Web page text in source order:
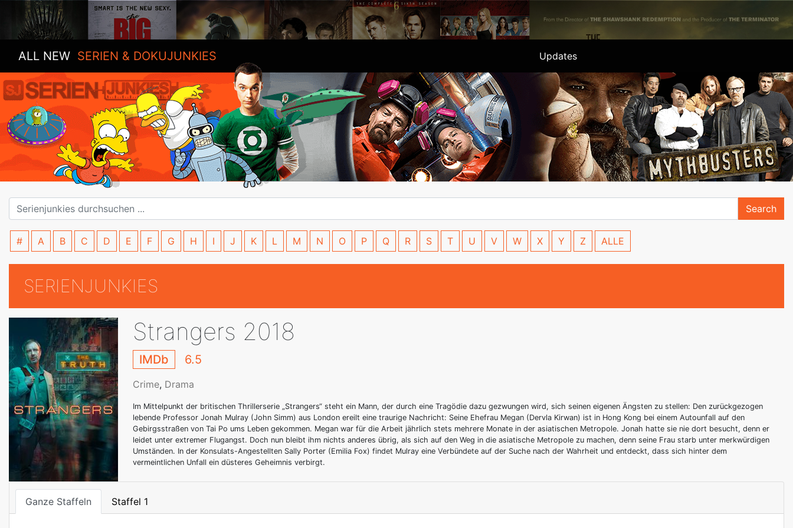
ALL NEW SERIEN & DOKUJUNKIES Updates
Search
# A B C D E F G H I J K L M N O P Q R S T U V W X Y Z ALLE
SERIENJUNKIES
Strangers 2018
IMDb 6.5
Crime, Drama
Im Mittelpunkt der britischen Thrillerserie „Strangers“ steht ein Mann, der durch eine Tragödie dazu gezwungen wird, sich seinen eigenen Ängsten zu stellen: Den zurückgezogen
lebende Professor Jonah Mulray (John Simm) aus London ereilt eine traurige Nachricht: Seine Ehefrau Megan (Dervla Kirwan) ist in Hong Kong bei einem Autounfall auf den
Gebirgsstraßen von Tai Po ums Leben gekommen. Megan war für die Arbeit jährlich stets mehrere Monate in der asiatischen Metropole. Jonah hatte sie nie dort besucht, denn er
leidet unter extremer Flugangst. Doch nun bleibt ihm nichts anderes übrig, als sich auf den Weg in die asiatische Metropole zu machen, denn seine Frau starb unter merkwürdigen
Umständen. In der Konsulats-Angestellten Sally Porter (Emilia Fox) findet Mulray eine Verbündete auf der Suche nach der Wahrheit und entdeckt, dass sich hinter dem
vermeintlichen Unfall ein düsteres Geheimnis verbirgt.
Ganze Staffeln Staffel 1